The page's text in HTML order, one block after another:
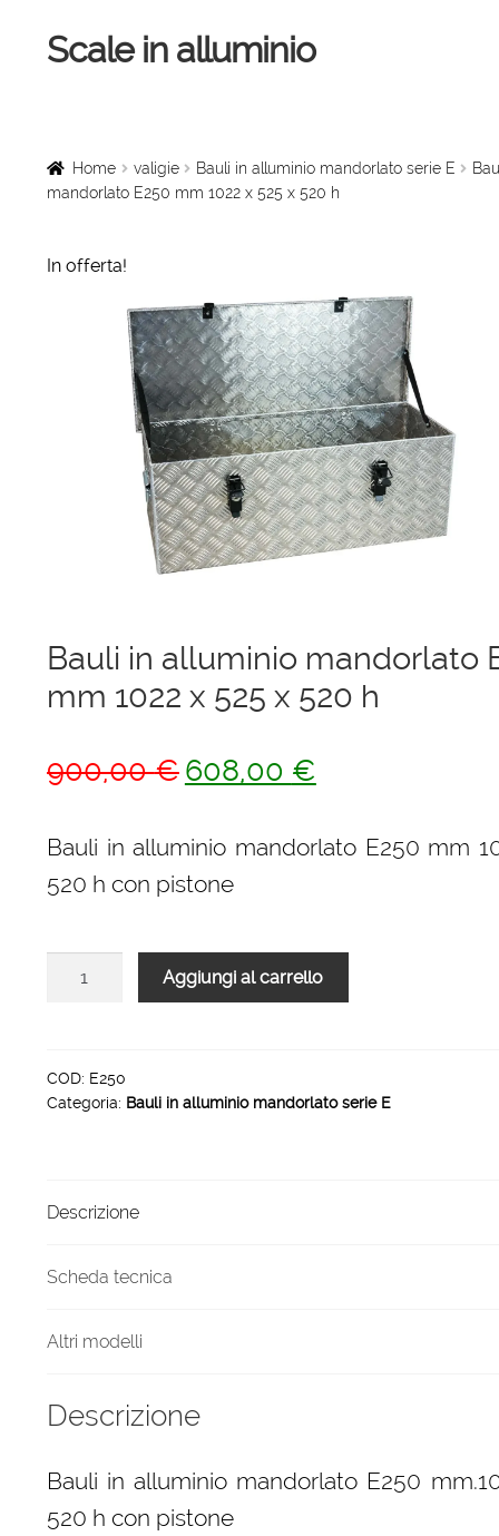
Vai
alla
Vai
al
Scale in alluminio
Scale a chiocciola
Scale in legno
Rampe di carico
Scale in alluminio
Valigie
Cerniere freni per porte
Home valigie Bauli in alluminio mandorlato serie E
mandorlato E250 mm 1022 x 525 x 520 h
In offerta!
Bauli in alluminio mandorlato
mm 1022 x 525 x 520 h
900,00€ Il
originale
era:
608,00 €
attuale
Bauli in alluminio mandorlato E250 mm
520 h con pistone
E250
mm
x
h
Aggiungi al carrello
COD: E250
Categoria: Bauli in alluminio mandorlato serie E
Descrizione
Scheda tecnica
Altri modelli
Descrizione
Bauli in alluminio mandorlato E250
520 h con pistone